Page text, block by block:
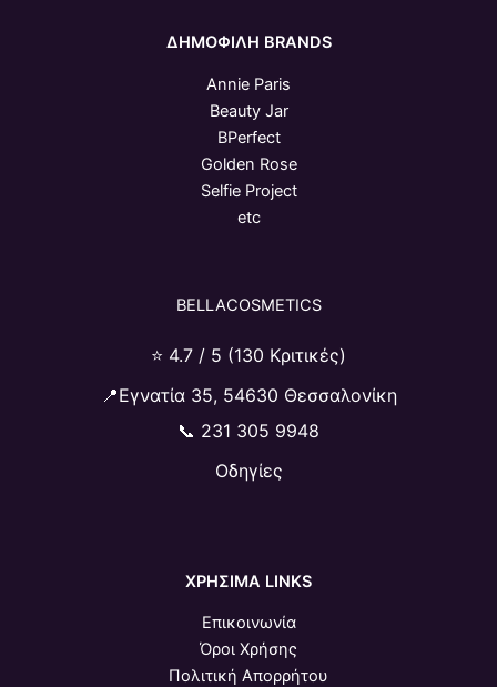
ΔΗΜΟΦΙΛΗ BRANDS
Annie Paris
Beauty Jar
BPerfect
Golden Rose
Selfie Project
etc
BELLACOSMETICS
⭐ 4.7 / 5 (130 Κριτικές)
📍Εγνατία 35, 54630 Θεσσαλονίκη
📞 231 305 9948
Οδηγίες
ΧΡΗΣΙΜΑ LINKS
Επικοινωνία
Όροι Χρήσης
Πολιτική Απορρήτου